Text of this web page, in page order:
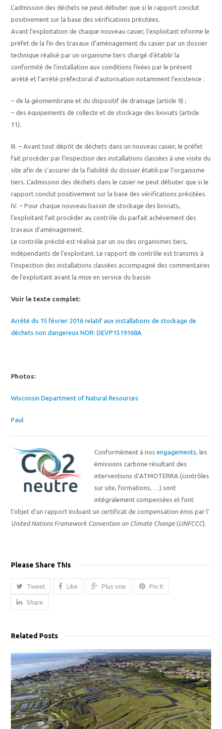
L’admission des déchets ne peut débuter que si le rapport conclut
positivement sur la base des vérifications précitées.
Avant l’exploitation de chaque nouveau casier, l’exploitant informe le
préfet de la fin des travaux d’aménagement du casier par un dossier
technique réalisé par un organisme tiers chargé d’établir la
conformité de l’installation aux conditions fixées par le présent
arrêté et l’arrêté préfectoral d’autorisation notamment l’existence :
– de la géomembrane et du dispositif de drainage (article 9) ;
– des équipements de collecte et de stockage des lixiviats (article
11).
III. – Avant tout dépôt de déchets dans un nouveau casier, le préfet
fait procéder par l’inspection des installations classées à une visite du
site afin de s’assurer de la fiabilité du dossier établi par l’organisme
tiers. L’admission des déchets dans le casier ne peut débuter que si le
rapport conclut positivement sur la base des vérifications précitées.
IV. – Pour chaque nouveau bassin de stockage des lixiviats,
l’exploitant fait procéder au contrôle du parfait achèvement des
travaux d’aménagement.
Le contrôle précité est réalisé par un ou des organismes tiers,
indépendants de l’exploitant. Le rapport de contrôle est transmis à
l’inspection des installations classées accompagné des commentaires
de l’exploitant avant la mise en service du bassin
Voir le texte complet:
Arrêté du 15 février 2016 relatif aux installations de stockage de
déchets non dangereux NOR: DEVP1519168A
Photos:
Wisconsin Department of Natural Resources
Paul
Conformément à nosengagements, les
émissions carbone résultant des
interventions d’ATMOTERRA (contrôles
sur site, formations, …) sont
intégralement compensées et font
l’objet d’un rapport incluant un certificat de compensation émis par l’
United Nations Framework Convention on Climate Change(UNFCCC).
Please Share This
Tweet Like Plus one Pin It
Share
Related Posts